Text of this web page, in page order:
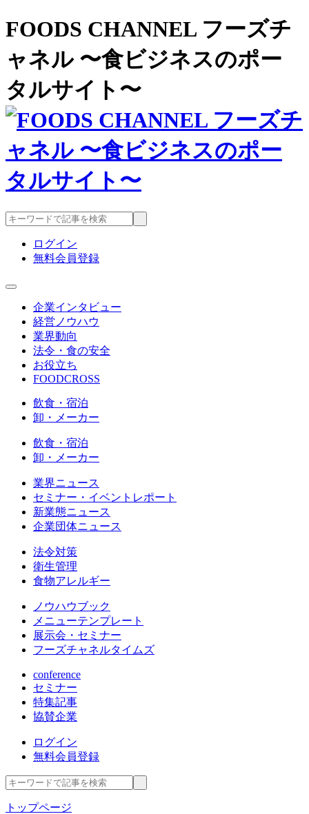
FOODS CHANNEL フーズチ
ャネル 〜食ビジネスのポー
タルサイト〜
ログイン
無料会員登録
企業インタビュー
経営ノウハウ
業界動向
法令・食の安全
お役立ち
FOODCROSS
飲食・宿泊
卸・メーカー
飲食・宿泊
卸・メーカー
業界ニュース
セミナー・イベントレポート
新業態ニュース
企業団体ニュース
法令対策
衛生管理
食物アレルギー
ノウハウブック
メニューテンプレート
展示会・セミナー
フーズチャネルタイムズ
conference
セミナー
特集記事
協賛企業
ログイン
無料会員登録
トップページ